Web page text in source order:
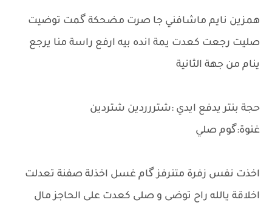
همزين نايم ماشافني جا صرت مضحكة گمت توضيت
صليت رجعت كعدت يمة انده بيه ارفع راسة منا يرجع
ينام من جهة الثانية
حجة بنتر يدفع ايدي :شتررردين شتردين
غنوة:گوم صلي
اخذت نفس زفرة متنرفز گام غسل اخذلة صفنة تعدلت
اخلاقة يالله راح توضى و صلى كعدت على الحاجز مال